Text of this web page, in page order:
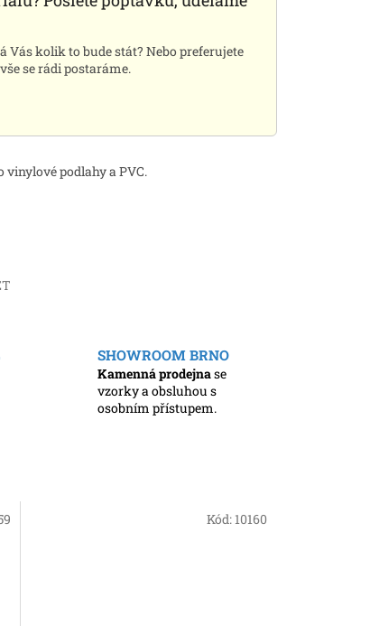
kolik to bude stát? Nebo preferujete
se rádi postaráme.
podlahy a PVC.
SHOWROOM BRNO
Kamenná prodejnase
vzorky a obsluhou s
osobním přístupem.
Kód: 10160